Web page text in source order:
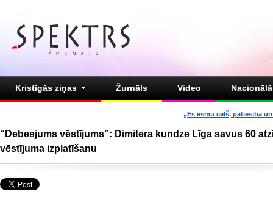
Kristīgās ziņas Žurnāls Video
„Es esmu ceļš, patiesība
“Debesjums vēstījums”: Dimitera kundze Līga savus 60
vēstījuma izplatīšanu